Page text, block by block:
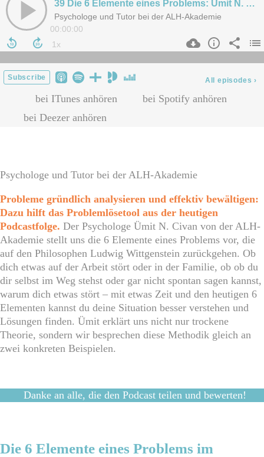
bei ITunes anhören
bei Spotify anhören
bei Deezer anhören
Psychologe und Tutor bei der ALH-Akademie
Probleme gründlich analysieren und effektiv bewältigen:
Dazu hilft das Problemlösetool aus der heutigen
Podcastfolge. Der Psychologe Ümit N. Civan von der ALH-
Akademie stellt uns die 6 Elemente eines Problems vor, die
auf den Philosophen Ludwig Wittgenstein zurückgehen. Ob
dich etwas auf der Arbeit stört oder in der Familie, ob ob du
dir selbst im Weg stehst oder gar nicht spontan sagen kannst,
warum dich etwas stört – mit etwas Zeit und den heutigen 6
Elementen kannst du deine Situation besser verstehen und
Lösungen finden. Ümit erklärt uns nicht nur trockene
Theorie, sondern wir besprechen diese Methodik gleich an
zwei konkreten Beispielen.
Danke an alle, die den Podcast teilen und bewerten!
Die 6 Elemente eines Problems im